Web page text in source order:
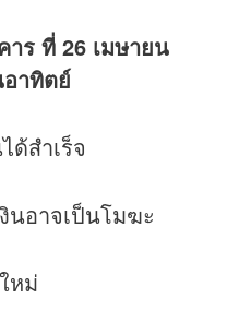
าร ที่ 26 เมษายน
าทิตย์
สำเร็จ
อาจเป็นโมฆะ
หม่